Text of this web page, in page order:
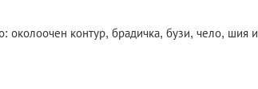
околоочен контур, брадичка, бузи, чело, шия и